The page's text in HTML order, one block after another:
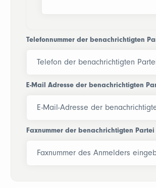
Telefonnummer der benachrichtigten
E-Mail Adresse der benachrichtigten
Faxnummer der benachrichtigten Partei